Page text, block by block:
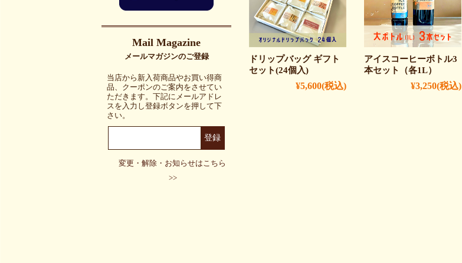
ドリップバッグ ギフト
セット(24個入)
¥5,600(税込)
アイスコーヒーボトル3
本セット（各1L）
¥3,250(税込)
当店から新入荷商品やお買い得商
品、クーポンのご案内をさせてい
ただきます。下記にメールアドレ
スを入力し登録ボタンを押して下
さい。
変更・解除・お知らせはこちら